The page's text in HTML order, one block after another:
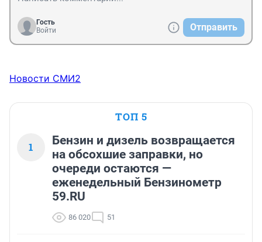
Гость
Войти
Отправить
Новости СМИ2
ТОП 5
1
Бензин и дизель возвращается
на обсохшие заправки, но
очереди остаются —
еженедельный Бензинометр
59.RU
86 020 51